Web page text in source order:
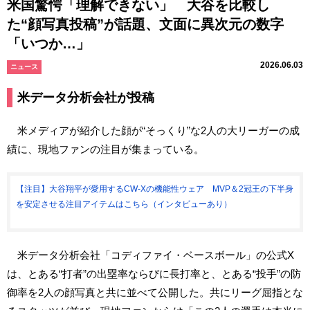
米国驚愕「理解できない」 大谷を比較し
た“顔写真投稿”が話題、文面に異次元の数字
「いつか…」
ニュース 2026.06.03
米データ分析会社が投稿
米メディアが紹介した顔が“そっくり”な2人の大リーガーの成
績に、現地ファンの注目が集まっている。
【注目】大谷翔平が愛用するCW-Xの機能性ウェア MVP＆2冠王の下半身
を安定させる注目アイテムはこちら（インタビューあり）
米データ分析会社「コディファイ・ベースボール」の公式X
は、とある“打者”の出塁率ならびに長打率と、とある“投手”の防
御率を2人の顔写真と共に並べて公開した。共にリーグ屈指とな